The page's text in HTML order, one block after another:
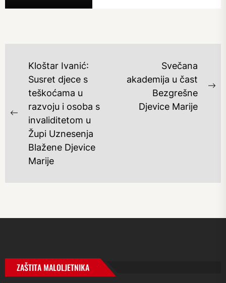
NAVIGACIJA
OBJAVA
Previous
post:
Kloštar Ivanić:
Susret djece s
teškoćama u
razvoju i osoba s
invaliditetom u
Župi Uznesenja
Blažene Djevice
Marije
Svečana
akademija u čast
Bezgrešne
Djevice Marije
ZAŠTITA MALOLJETNIKA